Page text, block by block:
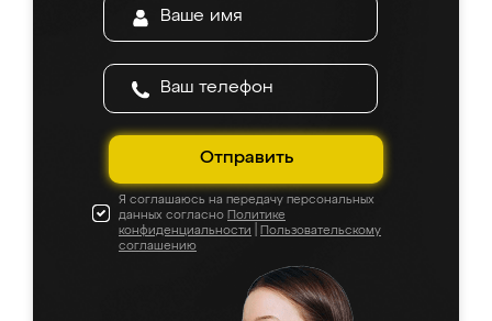
Отправить
Я соглашаюсь на передачу персональных
данных согласно Политике
конфиденциальности
Пользовательскому
соглашению